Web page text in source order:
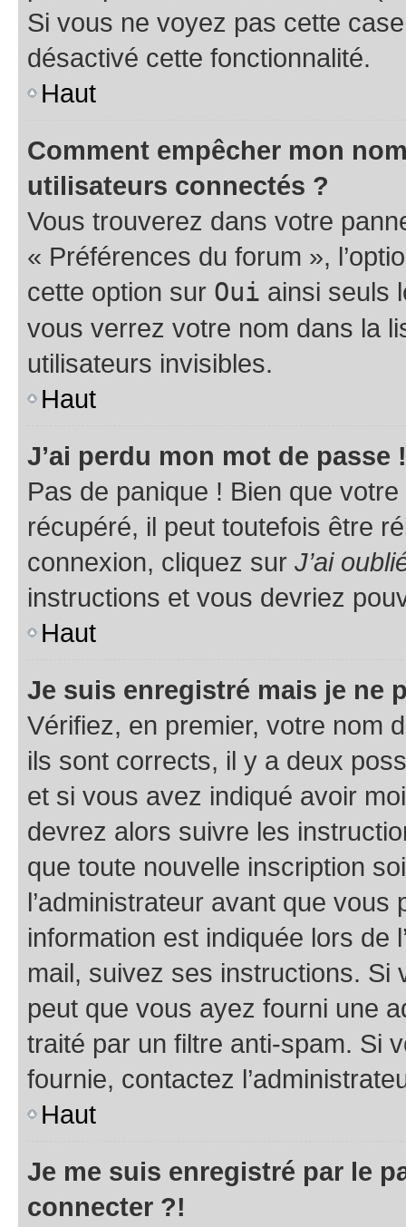
Si vous ne voyez pas cette
désactivé cette fonctionnalité.
Haut
Comment empêcher mon
utilisateurs connectés ?
Vous trouverez dans votre
« Préférences du forum »,
cette option sur Oui ainsi seuls
vous verrez votre nom dans la
utilisateurs invisibles.
Haut
J’ai perdu mon mot de passe !
Pas de panique ! Bien que
récupéré, il peut toutefois être
connexion, cliquez sur J’ai
instructions et vous devriez
Haut
Je suis enregistré mais je ne
Vérifiez, en premier, votre nom
ils sont corrects, il y a deux
et si vous avez indiqué avoir
devrez alors suivre les
que toute nouvelle inscription
l’administrateur avant que
information est indiquée lors de
mail, suivez ses instructions. Si
peut que vous ayez fourni une
traité par un filtre anti-spam. Si
fournie, contactez
Haut
Je me suis enregistré par le
connecter ?!